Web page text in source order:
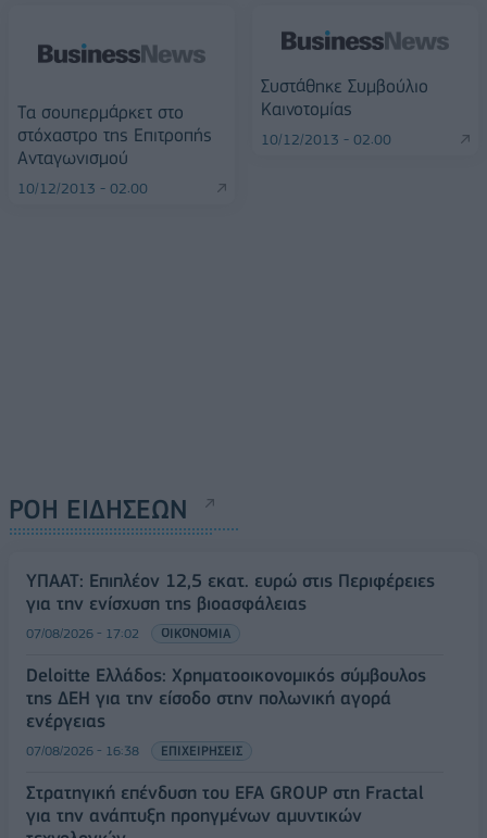
Tα σουπερμάρκετ στο
στόχαστρο της Eπιτροπής
Ανταγωνισμού
10/12/2013 - 02:00
Συστάθηκε Συμβούλιο
Καινοτομίας
10/12/2013 - 02:00
ΡΟΗ ΕΙΔΗΣΕΩΝ
ΥΠΑΑΤ: Επιπλέον 12,5 εκατ. ευρώ στις Περιφέρειες
για την ενίσχυση της βιοασφάλειας
07/08/2026 - 17:02 ΟΙΚΟΝΟΜΙΑ
Deloitte Ελλάδος: Χρηματοοικονομικός σύμβουλος
της ΔΕΗ για την είσοδο στην πολωνική αγορά
ενέργειας
07/08/2026 - 16:38 ΕΠΙΧΕΙΡΗΣΕΙΣ
Στρατηγική επένδυση του EFA GROUP στη Fractal
για την ανάπτυξη προηγμένων αμυντικών